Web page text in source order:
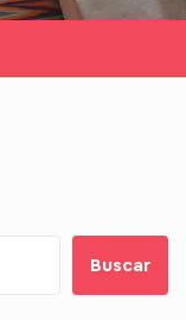
Buscar